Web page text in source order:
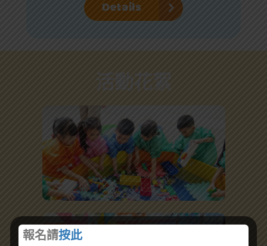
Details
活動花絮
報名請按此